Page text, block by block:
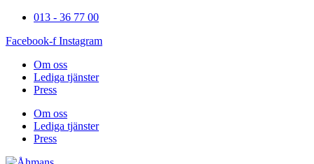
Hoppa
innehåll
013 - 36 77 00
Facebook-f Instagram
Om oss
Lediga tjänster
Press
Om oss
Lediga tjänster
Press